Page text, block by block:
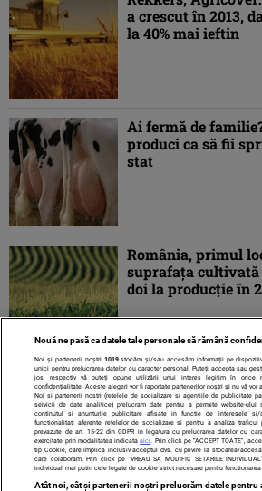
a crescut în 2013,
la 40% mai ieftin
Ai fermă de
produci ca să fii
stat
România, primul
suprafaţa
doi la producţie în
Nouă ne pasă ca datele tale personale să rămână
Noi și partenerii noștri 1019stocăm și/sau accesăm informații pe
unici pentru prelucrarea datelor cu caracter personal. Puteți accepta sau
jos, respectiv vă puteți opune utilizării unui interes legitim în orice
confidențialitate. Aceste alegeri vor fi raportate partenerilor noștri și nu vă vor
Noi si partenerii nostri (retelele de socializare si agentiile de publicitate
servicii de date analitice) prelucram date pentru a permite website-ului
continutul si anunturile publicitare afisate in functie de interesele
functionalitati aferente retelelor de socializare si pentru a analiza traficul
prevazute de art. 15-22 din GDPR in legatura cu prelucrarea datelor cu
exercitate prin modalitatea indicataaici . Prin click pe “ACCEPT TOATE”,
tip Cookie, care implica inclusiv acceptul dvs. cu privire la stocarea/
care colaboram. Prin click pe “VREAU SA MODIFIC SETARILE
individual, mai putin cele legate de cookie strict necesare pentru functionarea
Atât noi, cât și partenerii noștri prelucrăm datele pentru